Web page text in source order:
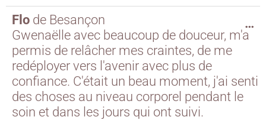
Flo de Besançon
Gwenaëlle avec beaucoup de douceur, m'a
permis de relâcher mes craintes, de me
redéployer vers l'avenir avec plus de
confiance. C'était un beau moment, j'ai senti
des choses au niveau corporel pendant le
soin et dans les jours qui ont suivi.
…